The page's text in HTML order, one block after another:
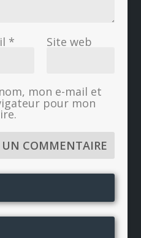
* Site web
mon e-mail et
pour mon